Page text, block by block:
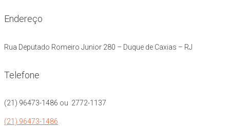
Endereço
Rua Deputado Romeiro Junior 280 – Duque de Caxias – RJ
Telefone
(21) 96473-1486 ou 2772-1137
(21) 96473-1486